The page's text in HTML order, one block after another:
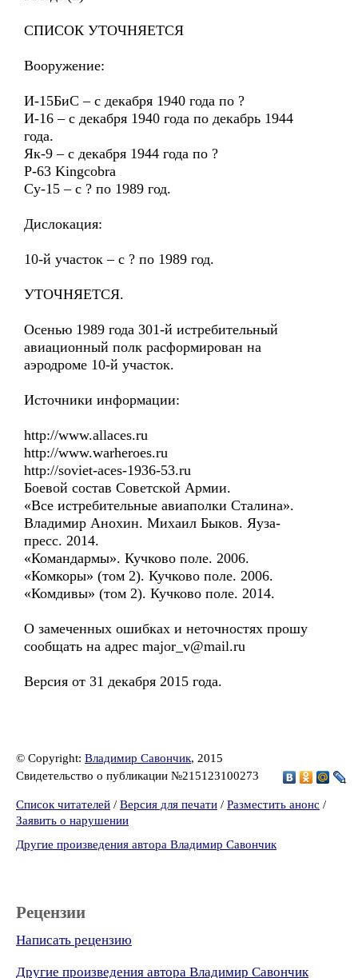
СПИСОК УТОЧНЯЕТСЯ
Вооружение:
И-15БиС – с декабря 1940 года по ?
И-16 – с декабря 1940 года по декабрь 1944
года.
Як-9 – с декабря 1944 года по ?
P-63 Kingcobra
Су-15 – с ? по 1989 год.
Дислокация:
10-й участок – с ? по 1989 год.
УТОЧНЯЕТСЯ.
Осенью 1989 года 301-й истребительный
авиационный полк расформирован на
аэродроме 10-й участок.
Источники информации:
http://www.allaces.ru
http://www.warheroes.ru
http://soviet-aces-1936-53.ru
Боевой состав Советской Армии.
«Все истребительные авиаполки Сталина».
Владимир Анохин. Михаил Быков. Яуза-
пресс. 2014.
«Командармы». Кучково поле. 2006.
«Комкоры» (том 2). Кучково поле. 2006.
«Комдивы» (том 2). Кучково поле. 2014.
О замеченных ошибках и неточностях прошу
сообщать на адрес major_v@mail.ru
Версия от 31 декабря 2015 года.
© Copyright: Владимир Савончик, 2015
Свидетельство о публикации №215123100273
Список читателей / Версия для печати / Разместить анонс /
Заявить о нарушении
Другие произведения автора Владимир Савончик
Рецензии
Написать рецензию
Другие произведения автора Владимир Савончик